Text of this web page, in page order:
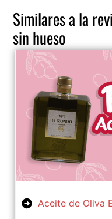
Similares a la
sin hueso
Aceite de Oliva